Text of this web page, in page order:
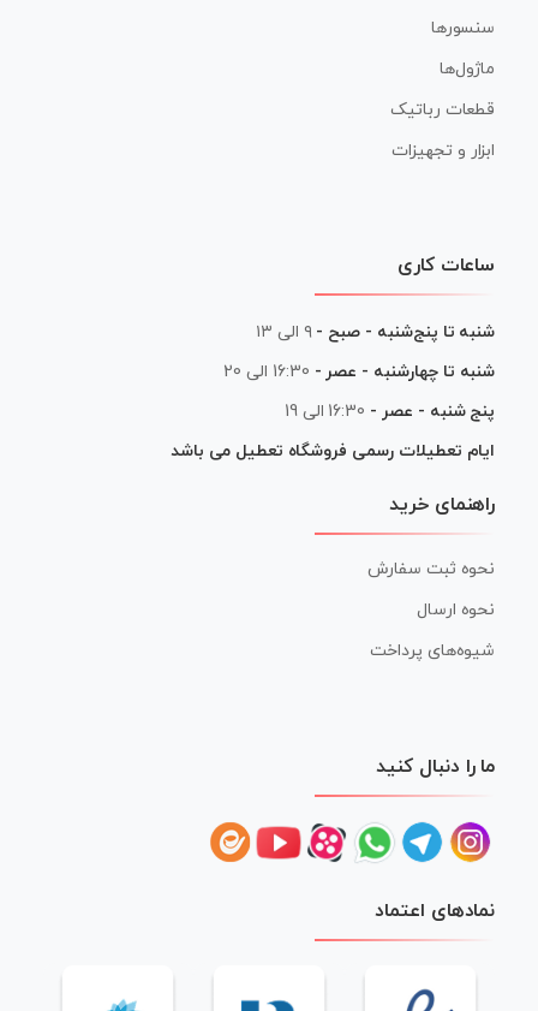
سنسورها
ماژول‌ها
قطعات رباتیک
ابزار و تجهیزات
ساعات کاری
شنبه تا پنج‌شنبه - صبح - ۹ الی ۱۳
شنبه تا چهارشنبه - عصر - 16:30 الی 20
پنج شنبه - عصر - 16:30 الی 19
ایام تعطیلات رسمی فروشگاه تعطیل می باشد
راهنمای خرید
نحوه ثبت سفارش
نحوه ارسال
شیوه‌های پرداخت
ما را دنبال کنید
نمادهای اعتماد